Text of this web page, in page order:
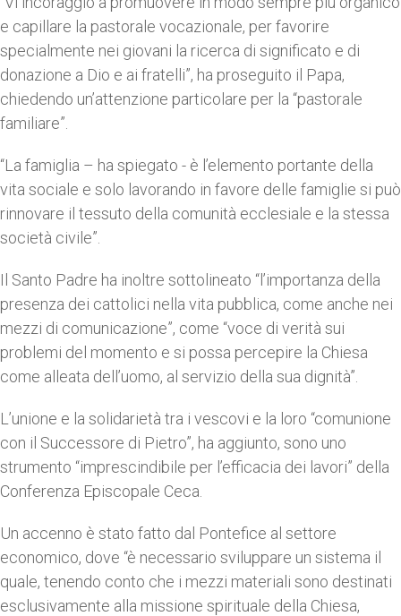
e capillare la pastorale vocazionale, per favorire
specialmente nei giovani la ricerca di significato e di
donazione a Dio e ai fratelli”, ha proseguito il Papa,
chiedendo un’attenzione particolare per la “pastorale
familiare”.
“La famiglia – ha spiegato - è l’elemento portante della
vita sociale e solo lavorando in favore delle famiglie si può
rinnovare il tessuto della comunità ecclesiale e la stessa
società civile”.
Il Santo Padre ha inoltre sottolineato “l’importanza della
presenza dei cattolici nella vita pubblica, come anche nei
mezzi di comunicazione”, come “voce di verità sui
problemi del momento e si possa percepire la Chiesa
come alleata dell’uomo, al servizio della sua dignità”.
L’unione e la solidarietà tra i vescovi e la loro “comunione
con il Successore di Pietro”, ha aggiunto, sono uno
strumento “imprescindibile per l’efficacia dei lavori” della
Conferenza Episcopale Ceca.
Un accenno è stato fatto dal Pontefice al settore
economico, dove “è necessario sviluppare un sistema il
quale, tenendo conto che i mezzi materiali sono destinati
esclusivamente alla missione spirituale della Chiesa,